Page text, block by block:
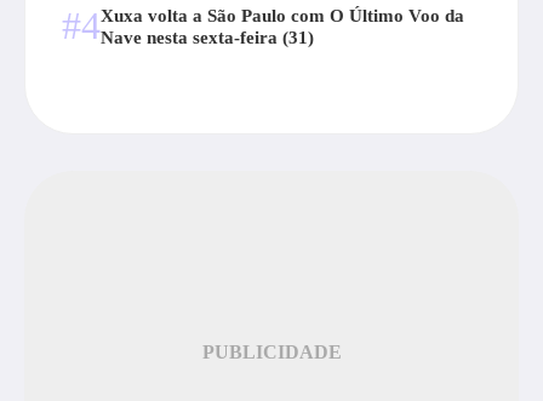
#4Xuxa volta a São Paulo com O Último Voo da
Nave nesta sexta-feira (31)
PUBLICIDADE